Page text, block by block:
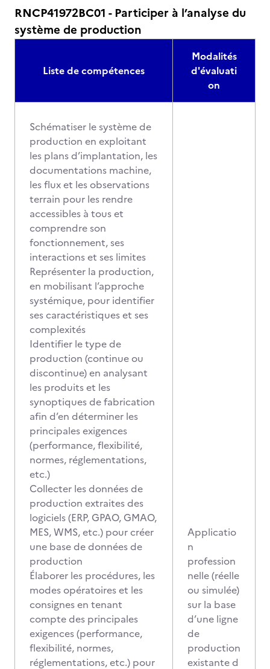
RNCP41972BC01 - Participer à l’analyse du
système de production
Liste de compétences
Modalités
d'évaluati
on
Schématiser le système de
production en exploitant
les plans d’implantation, les
documentations machine,
les flux et les observations
terrain pour les rendre
accessibles à tous et
comprendre son
fonctionnement, ses
interactions et ses limites
Représenter la production,
en mobilisant l’approche
systémique, pour identifier
ses caractéristiques et ses
complexités
Identifier le type de
production (continue ou
discontinue) en analysant
les produits et les
synoptiques de fabrication
afin d’en déterminer les
principales exigences
(performance, flexibilité,
normes, réglementations,
etc.)
Collecter les données de
production extraites des
logiciels (ERP, GPAO, GMAO,
MES, WMS, etc.) pour créer
une base de données de
production
Élaborer les procédures, les
modes opératoires et les
consignes en tenant
compte des principales
exigences (performance,
flexibilité, normes,
réglementations, etc.) pour
Applicatio
n
profession
nelle (réelle
ou simulée)
sur la base
d’une ligne
de
production
existante d